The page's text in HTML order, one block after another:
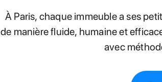
À Paris, chaque immeuble a ses
de manière fluide, humaine et
avec